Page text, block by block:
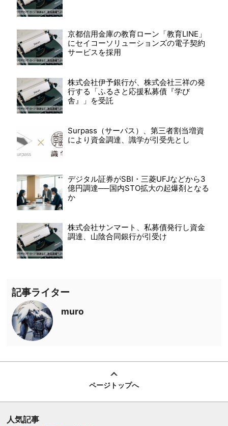
京都信用金庫の教育ローン「教育LINE」
にセイコーソリューションズの電子契約
サービスを採用
株式会社伊予銀行が、株式会社三祥の発
行する「ふるさと応援私募債『学び
舎』」を受託
Surpass（サーパス）、第三者割当増資
により資金調達、識学が引受先とし
デジタル証券がSBI・三菱UFJなどから3
億円調達──国内STO拡大の起爆剤となる
か
株式会社サンマート、私募債発行し資金
調達、山陰合同銀行が引受け
記事ライター
muro
ページトップへ
人気記事